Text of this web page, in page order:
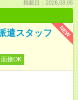
掲載日：2026.08.05
NEW
遣スタッフ
接OK